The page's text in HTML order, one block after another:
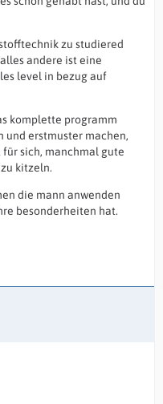
zu studiered
andere ist eine
level in bezug auf
komplette programm
und erstmuster machen,
sich, manchmal gute
kitzeln.
die mann anwenden
besonderheiten hat.